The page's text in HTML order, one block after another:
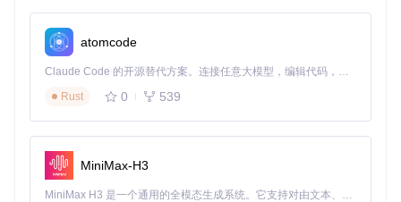
方案通过
script/js_common/splitterve.js
丰富的动态交互效果。当用户调整面板大小时，界面元素会以
平滑动画过渡；歌曲切换时，专辑封面会产生淡入淡出效果；
处理虽不显眼，却显著提升了整体操作体验，使界面富有生命
三、场景应用：从基础设置到深度定制的全流程
指南
atomcode
Claude Code 的开源替代方案。连接任意大模型，编辑代码，运行命令，自动验证 — 全自动执行。用 Rust 构建，极致性能。 ｜ An open-source alternative to Claude Code. Connect any LLM, edit code, run commands, and verify changes — autonomously. Built in Rust for speed. Get Started
Rust
0 539
MiniMax-H3
MiniMax H3 是一个通用的全模态生成系统。它支持对由文本、图像、视频和音频组成的多模态上下文进行统一理解，并能生成分辨率高达 2K、时长可达 15 秒的带原生立体声音频的视频。得益于面向任务泛化的系统设计，H3 在预训练阶段就已具备广泛的多模态上下文理解与生成能力，能够出色地执行复杂的多模态指令。